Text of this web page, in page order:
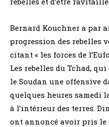
Bernard Kouchner a par
progression des rebelles
citant « les forces de
Les rebelles du Tchad,
le Soudan une offensive
quelques heures samedi
à l’intérieur des terres.
ont annoncé avoir pris